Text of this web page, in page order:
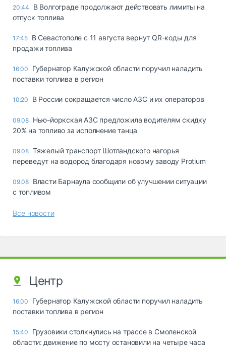
20:44
В Волгограде продолжают действовать лимиты на
отпуск топлива
17:45 В Севастополе с 11 августа вернут QR-коды для
продажи топлива
16:00
Губернатор Калужской области поручил наладить
поставки топлива в регион
10:20 В России сокращается число АЗС и их операторов
09.08 Нью-йоркская АЗС предложила водителям скидку
20% на топливо за исполнение танца
09.08 Тяжелый транспорт Шотландского нагорья
переведут на водород благодаря новому заводу Protium
09.08 Власти Барнаула сообщили об улучшении ситуации
с топливом
Все новости
Центр
16:00
Губернатор Калужской области поручил наладить
поставки топлива в регион
15:40
Грузовики столкнулись на трассе в Смоленской
области: движение по мосту остановили на четыре часа